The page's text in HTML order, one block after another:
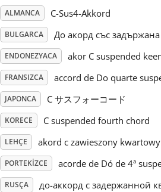
Português
Русский
Svenska
Tiếng Việt
Türkçe
ALMANCA C-Sus4-Akkord
BULGARCA До акорд със задържана
ENDONEZYACA akor C suspended
FRANSIZCA accord de Do quarte
JAPONCA C サスフォーコード
KORECE C suspended fourth chord
LEHÇE akord c zawieszony kwartowy
PORTEKIZCE acorde de Dó de 4ª
RUSÇA до-аккорд с задержанной